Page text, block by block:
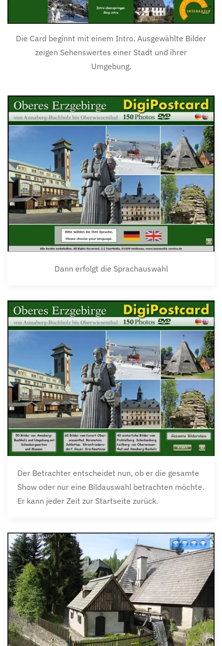
Die Card beginnt mit einem Intro. Ausgewählte Bilder
zeigen Sehenswertes einer Stadt und ihrer
Umgebung.
Dann erfolgt die Sprachauswahl
Der Betrachter entscheidet nun, ob er die gesamte
Show oder nur eine Bildauswahl betrachten möchte.
Er kann jeder Zeit zur Startseite zurück.